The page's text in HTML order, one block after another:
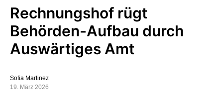
Rechnungshof rügt
Behörden-Aufbau durch
Auswärtiges Amt
Sofia Martinez
19. März 2026